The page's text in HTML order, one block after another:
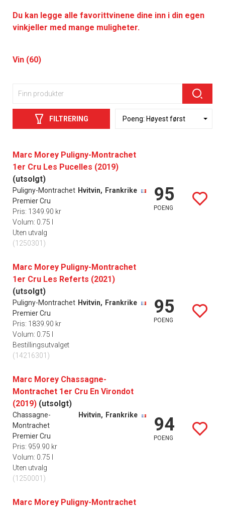
Du kan legge alle favorittvinene dine inn i din egen
vinkjeller med mange muligheter.
Vin (60)
FILTRERING
Marc Morey Puligny-Montrachet
1er Cru Les Pucelles (2019)
(utsolgt)
Puligny-Montrachet
Premier Cru
Hvitvin, Frankrike
Pris: 1349.90 kr
Volum: 0.75 l
Uten utvalg
(1250301)
95
POENG
Marc Morey Puligny-Montrachet
1er Cru Les Referts (2021)
(utsolgt)
Puligny-Montrachet
Premier Cru
Hvitvin, Frankrike
Pris: 1839.90 kr
Volum: 0.75 l
Bestillingsutvalget
(14216301)
95
POENG
Marc Morey Chassagne-
Montrachet 1er Cru En Virondot
(2019) (utsolgt)
Chassagne-
Montrachet
Premier Cru
Hvitvin, Frankrike
Pris: 959.90 kr
Volum: 0.75 l
Uten utvalg
(1250001)
94
POENG
Marc Morey Puligny-Montrachet